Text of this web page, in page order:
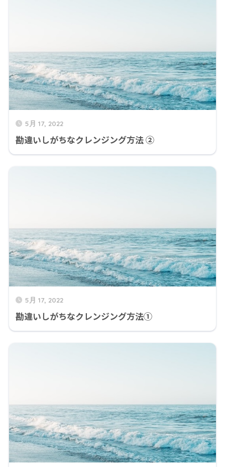
5月 17, 2022
勘違いしがちなクレンジング方法 ②
5月 17, 2022
勘違いしがちなクレンジング方法①